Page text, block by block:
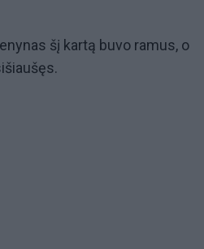
šį kartą buvo ramus, o